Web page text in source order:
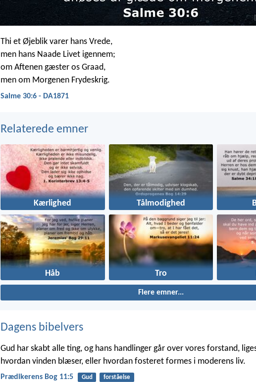
Thi et Øjeblik varer hans Vrede,
men hans Naade Livet igennem;
om Aftenen gæster os Graad,
men om Morgenen Frydeskrig.
Salme 30:6 - DA1871
Relaterede emner
Kærlighed Tålmodighed
Håb Tro
Flere emner...
Dagens bibelvers
Gud har skabt alle ting, og hans handlinger går over vores forstand,
hvordan vinden blæser, eller hvordan fosteret formes i moderens liv.
Prædikerens Bog 11:5 Gud forståelse